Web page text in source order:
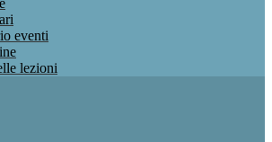
eventi
lezioni